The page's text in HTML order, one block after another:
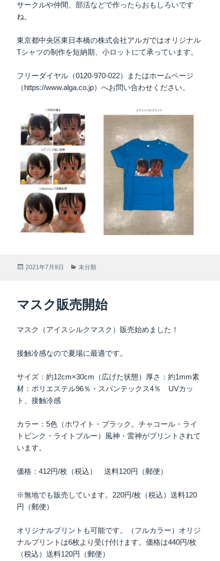
サークルや仲間、部活などで作ったらおもしろいです
ね。
東京都中央区東日本橋の株式会社アルガではオリジナル
Tシャツの制作を短納期、小ロットにて承っています。
フリーダイヤル（0120-970-022）またはホームページ
（https://www.alga.co.jp）へお問い合わせください。
投
2021年7月9日
カ
ー
未分類
マスク販売開始
マスク（アイスシルクマスク）販売始めました！
接触冷感なので夏場に最適です。
サイズ：約12cm×30cm（広げた状態）厚さ：約1mm素
材：ポリエステル96％・スパンテックス4％ UVカッ
ト、接触冷感
カラー：5色（ホワイト・ブラック。チャコール・ライ
トピンク・ライトブルー）風神・雷神がプリントされて
います。
価格：412円/枚（税込） 送料120円（郵便）
※無地でも販売しています。220円/枚（税込）送料120
円（郵便）
オリジナルプリントも可能です。（フルカラー）オリジ
ナルプリントは6枚より受け付けます。価格は440円/枚
（税込）送料120円（郵便）